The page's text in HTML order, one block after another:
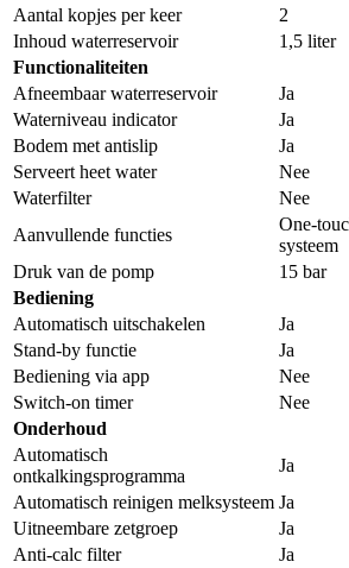
Aantal kopjes per keer
2
Inhoud waterreservoir
1,5 liter
Functionaliteiten
Afneembaar waterreservoir
Ja
Waterniveau indicator
Ja
Bodem met antislip
Ja
Serveert heet water
Nee
Waterfilter
Nee
Aanvullende functies
One-
systeem
Druk van de pomp
15 bar
Bediening
Automatisch uitschakelen
Ja
Stand-by functie
Ja
Bediening via app
Nee
Switch-on timer
Nee
Onderhoud
Automatisch
ontkalkingsprogramma
Ja
Automatisch reinigen melksysteem Ja
Uitneembare zetgroep
Ja
Anti-calc filter
Ja